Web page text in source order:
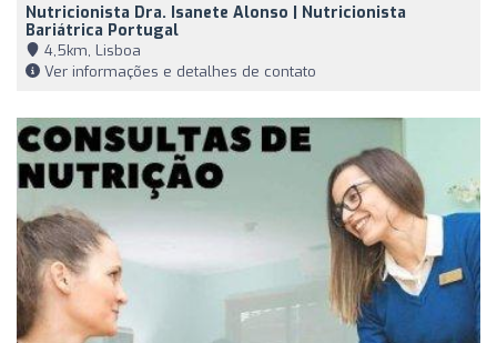
Nutricionista Dra. Isanete Alonso | Nutricionista
Bariátrica Portugal
4,5km, Lisboa
Ver informações e detalhes de contato